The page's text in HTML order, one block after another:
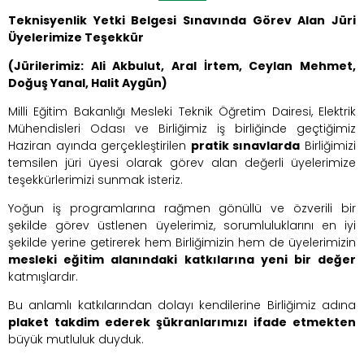
Teknisyenlik Yetki Belgesi Sınavında Görev Alan Jüri
Üyelerimize Teşekkür
(Jürilerimiz: Ali Akbulut, Aral İrtem, Ceylan Mehmet,
Doğuş Yanal, Halit Aygün)
Milli Eğitim Bakanlığı Mesleki Teknik Öğretim Dairesi, Elektrik
Mühendisleri Odası ve Birliğimiz iş birliğinde geçtiğimiz
Haziran ayında gerçekleştirilen pratik sınavlarda Birliğimizi
temsilen jüri üyesi olarak görev alan değerli üyelerimize
teşekkürlerimizi sunmak isteriz.
Yoğun iş programlarına rağmen gönüllü ve özverili bir
şekilde görev üstlenen üyelerimiz, sorumluluklarını en iyi
şekilde yerine getirerek hem Birliğimizin hem de üyelerimizin
mesleki eğitim alanındaki katkılarına yeni bir değer
katmışlardır.
Bu anlamlı katkılarından dolayı kendilerine Birliğimiz adına
plaket takdim ederek şükranlarımızı ifade etmekten
büyük mutluluk duyduk.